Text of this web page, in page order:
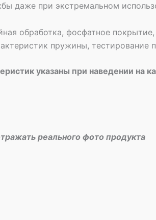
даже при экстремальном
обработка, фосфатное
пружины, тестирование
указаны при наведении на
реального фото продукта